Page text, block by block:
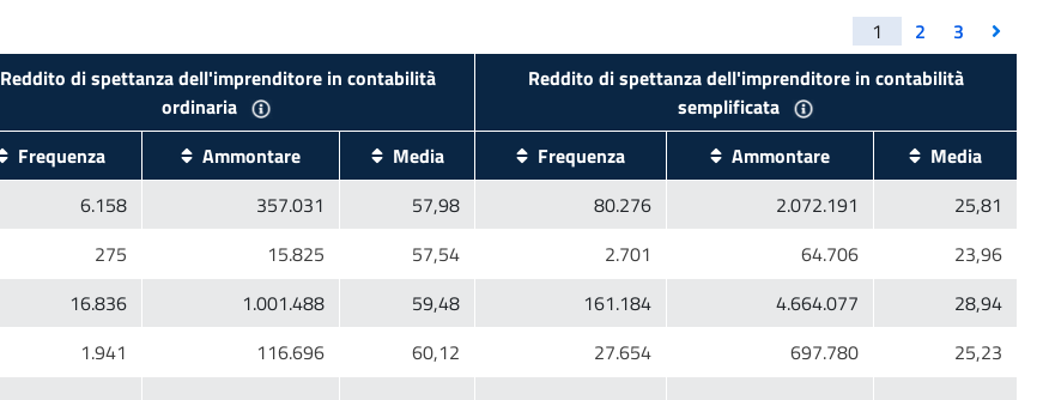
1 2 3
Reddito di spettanza dell'imprenditore in contabilità Reddito di spettanza dell'imprenditore in contabilità